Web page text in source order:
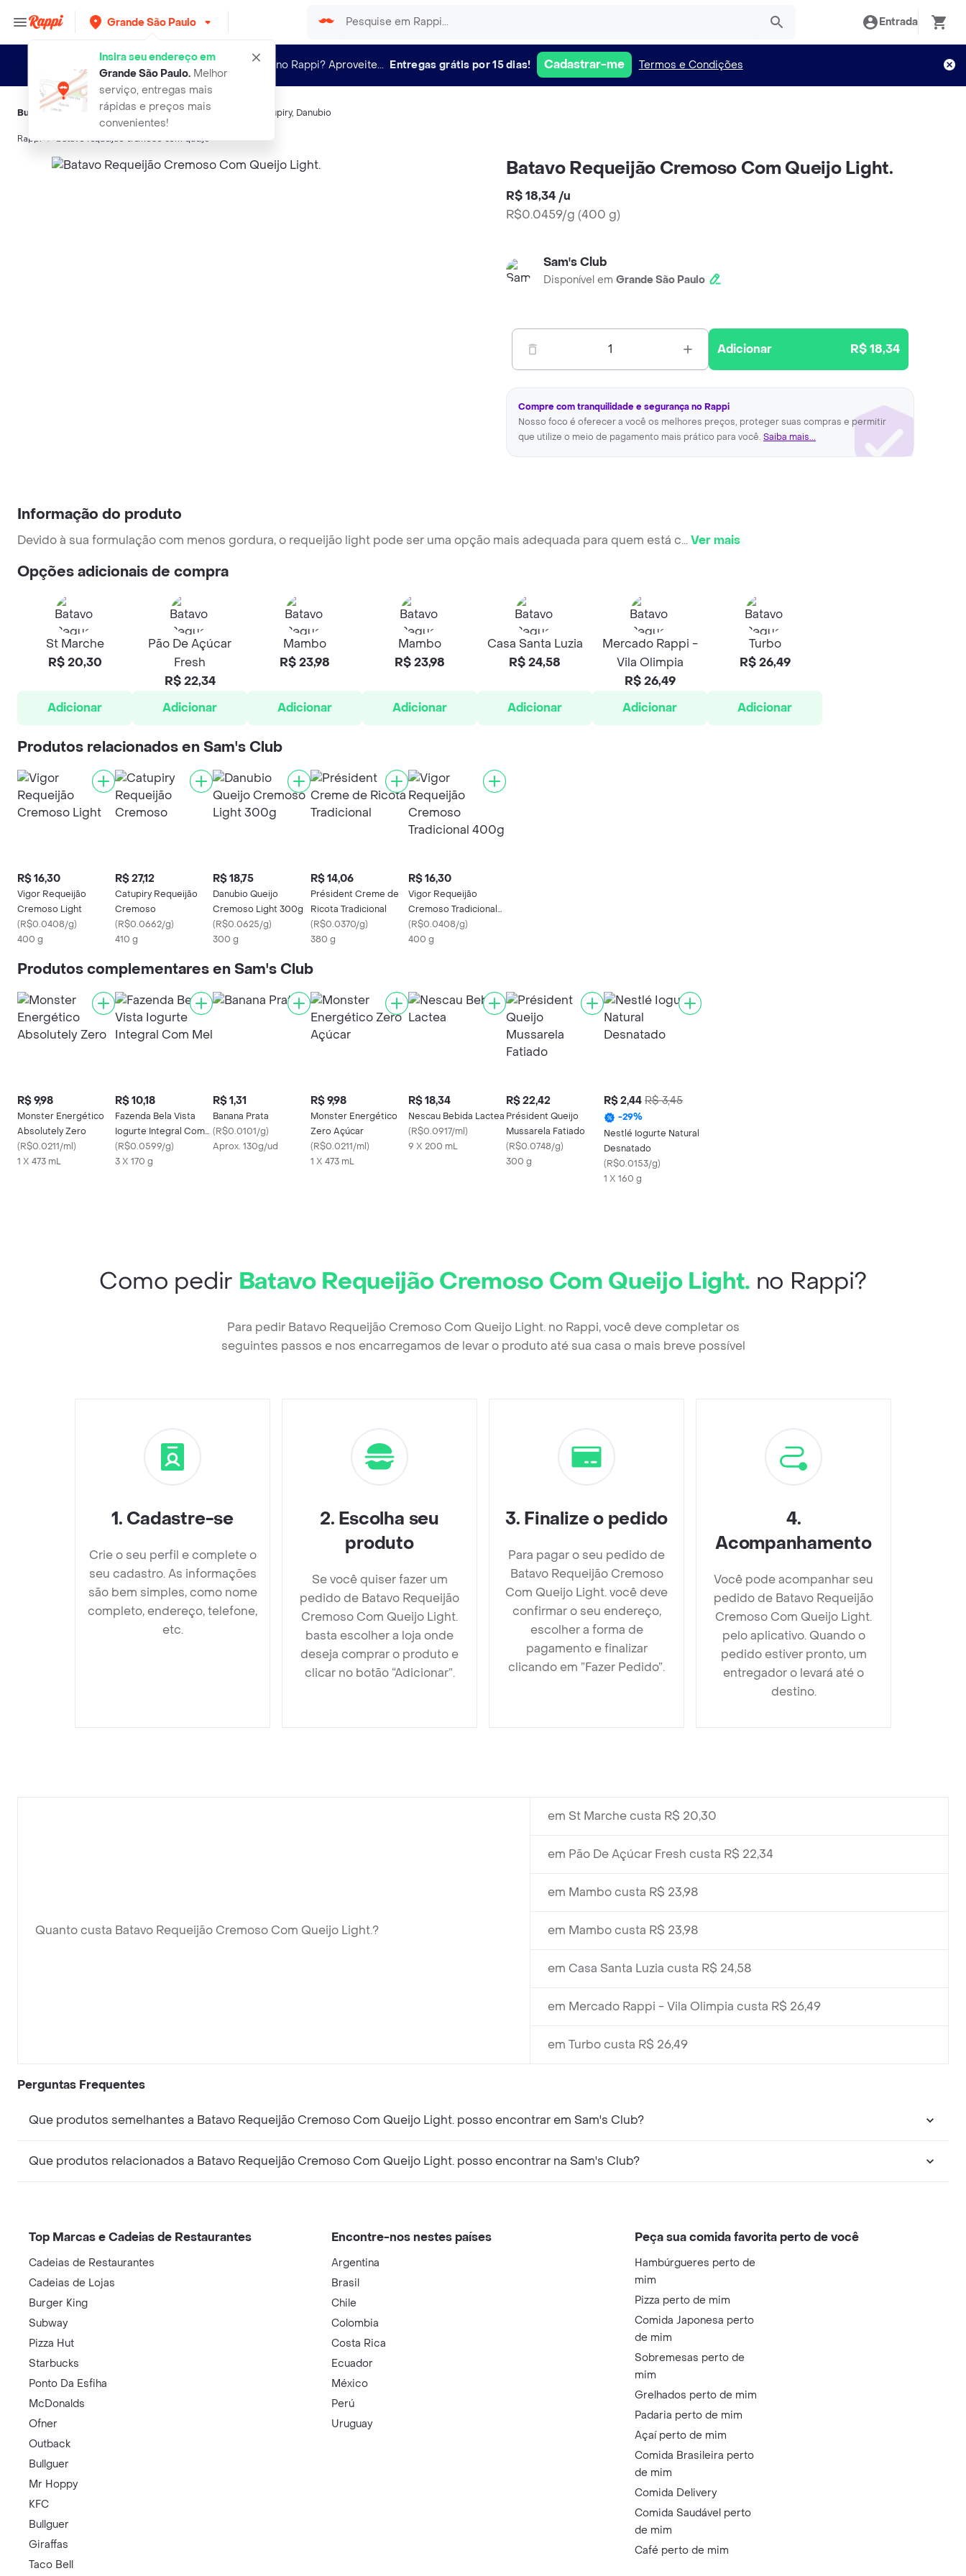
Grande São Paulo
Insira seu endereço em
Grande São Paulo.Melhor
serviço, entregas mais
rápidas e preços mais
convenientes!
Entrada
Novo no Rappi? Aproveite... Entregas grátis por 15 dias! Cadastrar-me Termos e Condições
Buscas relacionadas:Queijo para passar, Batavo Catupiry, Danubio
Rappi batavo requeijao cremoso com queijo
Batavo Requeijão Cremoso Com Queijo Light.
R$ 18,34 /u
R$0.0459/g (400 g)
Sam's Club
Disponível em Grande São Paulo
1 Adicionar R$ 18,34
Compre com tranquilidade e segurança no Rappi
Nosso foco é oferecer a você os melhores preços, proteger suas compras e permitir
que utilize o meio de pagamento mais prático para você. Saiba mais...
Informação do produto
Devido à sua formulação com menos gordura, o requeijão light pode ser uma opção mais adequada para quem está c...Ver mais
Opções adicionais de compra
St Marche
R$ 20,30
Adicionar
Pão De Açúcar
Fresh
R$ 22,34
Adicionar
Mambo
R$ 23,98
Adicionar
Mambo
R$ 23,98
Adicionar
Casa Santa Luzia
R$ 24,58
Adicionar
Mercado Rappi -
Vila Olimpia
R$ 26,49
Adicionar
Turbo
R$ 26,49
Adicionar
Produtos relacionados en Sam's Club
R$ 16,30
Vigor Requeijão
Cremoso Light
(R$0.0408/g)
400 g
R$ 27,12
Catupiry Requeijão
Cremoso
(R$0.0662/g)
410 g
R$ 18,75
Danubio Queijo
Cremoso Light 300g
(R$0.0625/g)
300 g
R$ 14,06
Président Creme de
Ricota Tradicional
(R$0.0370/g)
380 g
R$ 16,30
Vigor Requeijão
Cremoso Tradicional
400g
(R$0.0408/g)
400 g
Produtos complementares en Sam's Club
R$ 9,98
Monster Energético
Absolutely Zero
(R$0.0211/ml)
1 X 473 mL
R$ 10,18
Fazenda Bela Vista
Iogurte Integral Com
Mel
(R$0.0599/g)
3 X 170 g
R$ 1,31
Banana Prata
(R$0.0101/g)
Aprox. 130g/ud
R$ 9,98
Monster Energético
Zero Açúcar
(R$0.0211/ml)
1 X 473 mL
R$ 18,34
Nescau Bebida Lactea
(R$0.0917/ml)
9 X 200 mL
R$ 22,42
Président Queijo
Mussarela Fatiado
(R$0.0748/g)
300 g
R$ 2,44 R$ 3,45
-29%
Nestlé Iogurte Natural
Desnatado
(R$0.0153/g)
1 X 160 g
Como pedir Batavo Requeijão Cremoso Com Queijo Light. no Rappi?
Para pedir Batavo Requeijão Cremoso Com Queijo Light. no Rappi, você deve completar os
seguintes passos e nos encarregamos de levar o produto até sua casa o mais breve possível
1. Cadastre-se
Crie o seu perfil e complete o
seu cadastro. As informações
são bem simples, como nome
completo, endereço, telefone,
etc.
2. Escolha seu
produto
Se você quiser fazer um
pedido de Batavo Requeijão
Cremoso Com Queijo Light.
basta escolher a loja onde
deseja comprar o produto e
clicar no botão “Adicionar”.
3. Finalize o pedido
Para pagar o seu pedido de
Batavo Requeijão Cremoso
Com Queijo Light. você deve
confirmar o seu endereço,
escolher a forma de
pagamento e finalizar
clicando em ”Fazer Pedido”.
4.
Acompanhamento
Você pode acompanhar seu
pedido de Batavo Requeijão
Cremoso Com Queijo Light.
pelo aplicativo. Quando o
pedido estiver pronto, um
entregador o levará até o
destino.
Quanto custa Batavo Requeijão Cremoso Com Queijo Light.?
em St Marche custa R$ 20,30
em Pão De Açúcar Fresh custa R$ 22,34
em Mambo custa R$ 23,98
em Mambo custa R$ 23,98
em Casa Santa Luzia custa R$ 24,58
em Mercado Rappi - Vila Olimpia custa R$ 26,49
em Turbo custa R$ 26,49
Perguntas Frequentes
Que produtos semelhantes a Batavo Requeijão Cremoso Com Queijo Light. posso encontrar em Sam's Club?
Que produtos relacionados a Batavo Requeijão Cremoso Com Queijo Light. posso encontrar na Sam's Club?
Top Marcas e Cadeias de Restaurantes
Cadeias de Restaurantes
Cadeias de Lojas
Burger King
Subway
Pizza Hut
Starbucks
Ponto Da Esfiha
McDonalds
Ofner
Outback
Bullguer
Mr Hoppy
KFC
Bullguer
Giraffas
Taco Bell
Encontre-nos nestes países
Argentina
Brasil
Chile
Colombia
Costa Rica
Ecuador
México
Perú
Uruguay
Peça sua comida favorita perto de você
Hambúrgueres perto de
mim
Pizza perto de mim
Comida Japonesa perto
de mim
Sobremesas perto de
mim
Grelhados perto de mim
Padaria perto de mim
Açaí perto de mim
Comida Brasileira perto
de mim
Comida Delivery
Comida Saudável perto
de mim
Café perto de mim